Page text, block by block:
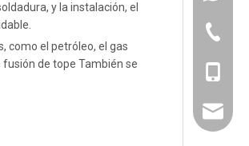
y la instalación, el
como el petróleo, el gas
de tope También se
571-